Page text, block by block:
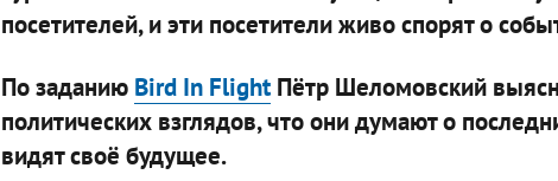
посетителей, и эти посетители живо спорят о
По заданию Bird In FlightПётр Шеломовский
политических взглядов, что они думают о
видят своё будущее.